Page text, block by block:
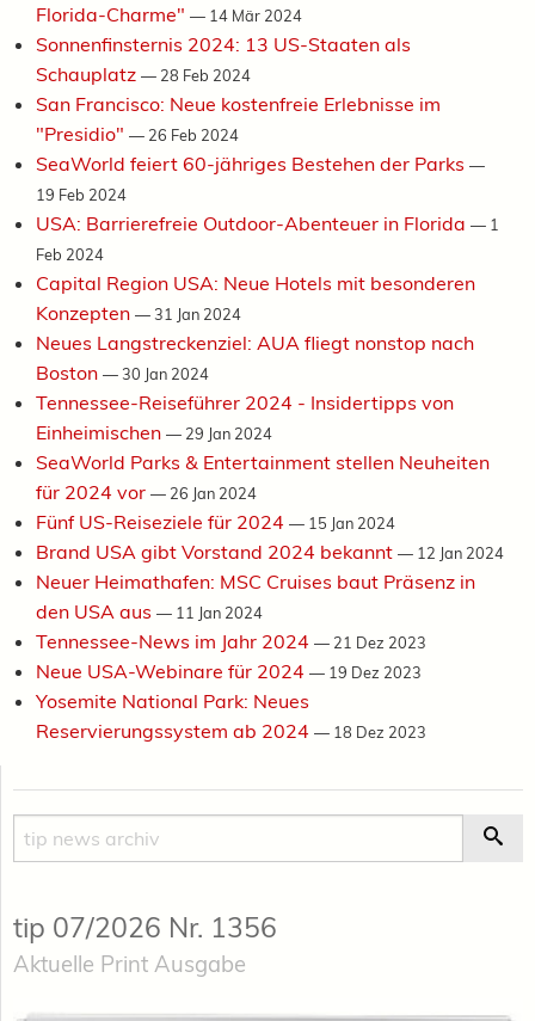
Florida-Charme" — 14 Mär 2024
Sonnenfinsternis 2024: 13 US-Staaten als
Schauplatz — 28 Feb 2024
San Francisco: Neue kostenfreie Erlebnisse im
"Presidio" — 26 Feb 2024
SeaWorld feiert 60-jähriges Bestehen der Parks —
19 Feb 2024
USA: Barrierefreie Outdoor-Abenteuer in Florida — 1
Feb 2024
Capital Region USA: Neue Hotels mit besonderen
Konzepten —31 Jan 2024
Neues Langstreckenziel: AUA fliegt nonstop nach
Boston —30 Jan 2024
Tennessee-Reiseführer 2024 - Insidertipps von
Einheimischen — 29 Jan 2024
SeaWorld Parks & Entertainment stellen Neuheiten
für 2024 vor — 26 Jan 2024
Fünf US-Reiseziele für 2024 — 15 Jan 2024
Brand USA gibt Vorstand 2024 bekannt — 12 Jan 2024
Neuer Heimathafen: MSC Cruises baut Präsenz in
den USA aus — 11 Jan 2024
Tennessee-News im Jahr 2024 — 21 Dez 2023
Neue USA-Webinare für 2024 — 19 Dez 2023
Yosemite National Park: Neues
Reservierungssystem ab 2024 — 18 Dez 2023
Suche
tip 07/2026 Nr. 1356
Aktuelle Print Ausgabe